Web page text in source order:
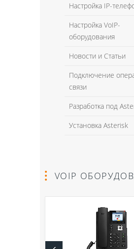
Настройка IP-
Настройка VoIP-
оборудования
Новости и Статьи
Подключение
связи
Разработка под
Установка Asterisk
VOIP